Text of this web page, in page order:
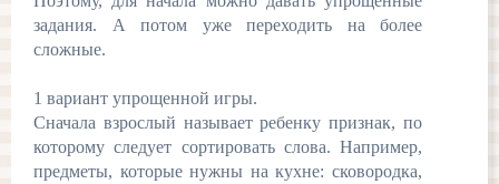
задания. А потом уже переходить на более
сложные.
1 вариант упрощенной игры.
Сначала взрослый называет ребенку признак, по
которому следует сортировать слова. Например,
предметы, которые нужны на кухне: сковородка,